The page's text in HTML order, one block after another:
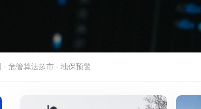
-危管算法超市 -地保预警